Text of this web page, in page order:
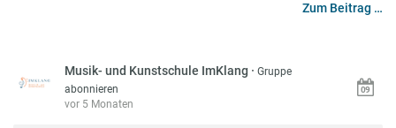
Zum Beitrag …
Musik- und Kunstschule ImKlang ·Gruppe
abonnieren
vor 5 Monaten